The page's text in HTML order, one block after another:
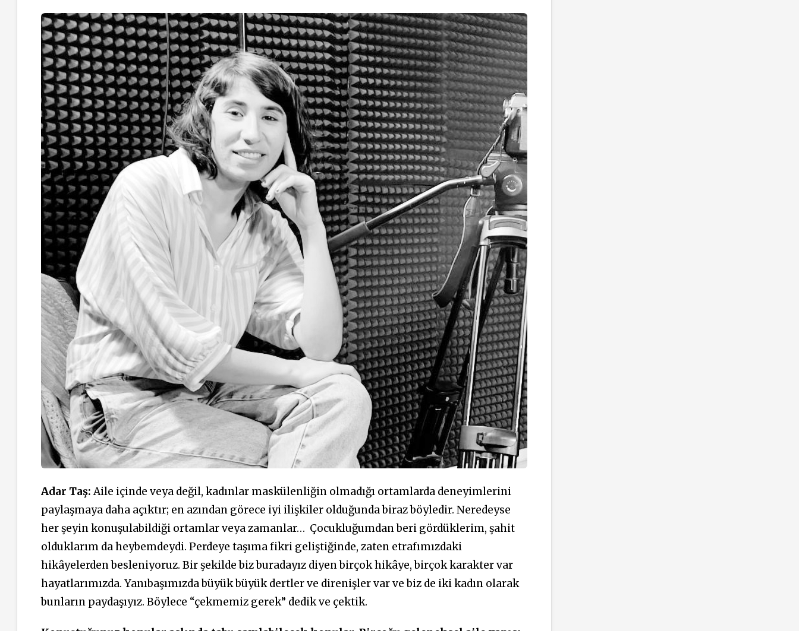
Adar Taş:Aile içinde veya değil, kadınlar maskülenliğin olmadığı ortamlarda deneyimlerini
paylaşmaya daha açıktır; en azından görece iyi ilişkiler olduğunda biraz böyledir. Neredeyse
her şeyin konuşulabildiği ortamlar veya zamanlar… Çocukluğumdan beri gördüklerim, şahit
olduklarım da heybemdeydi. Perdeye taşıma fikri geliştiğinde, zaten etrafımızdaki
hikâyelerden besleniyoruz. Bir şekilde biz buradayız diyen birçok hikâye, birçok karakter var
hayatlarımızda. Yanıbaşımızda büyük büyük dertler ve direnişler var ve biz de iki kadın olarak
bunların paydaşıyız. Böylece “çekmemiz gerek” dedik ve çektik.